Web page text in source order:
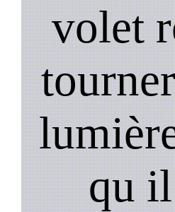
volet
qu